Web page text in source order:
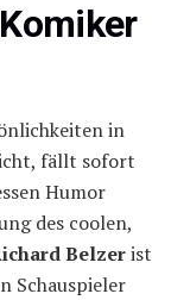
in
fällt sofort
Humor
des coolen,
Belzerist
Schauspieler